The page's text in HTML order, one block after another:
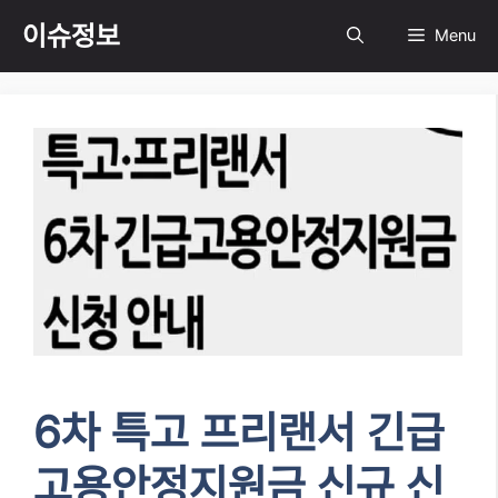
Skip
content
이슈정보 Menu
6차 특고 프리랜서 긴급
고용안정지원금 신규 신